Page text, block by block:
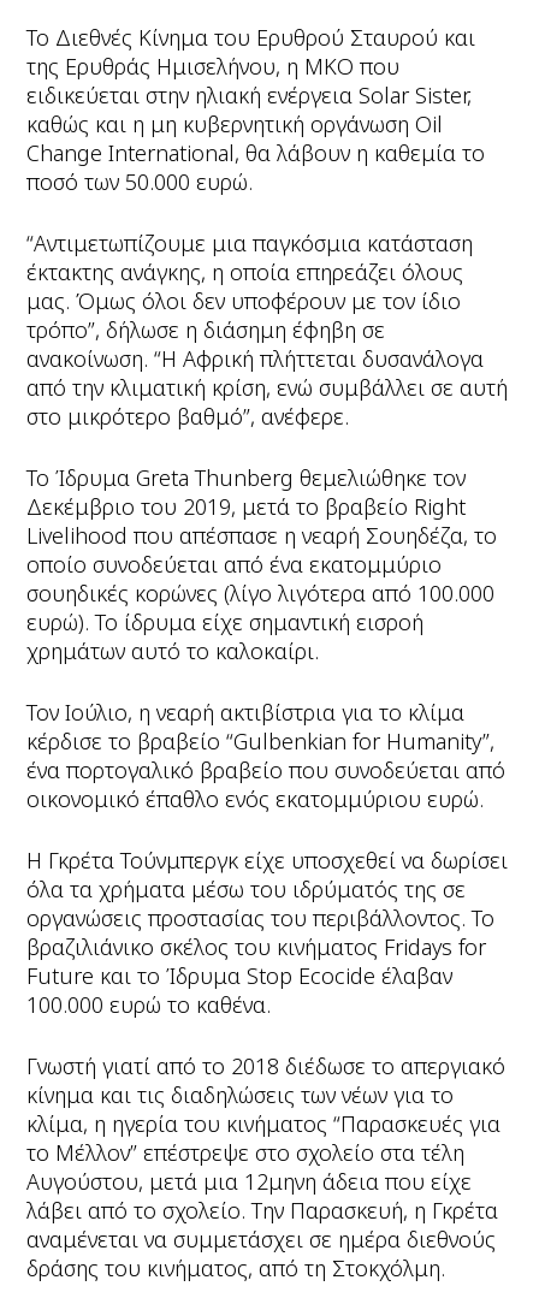
Το Διεθνές Κίνημα του Ερυθρού Σταυρού και
της Ερυθράς Ημισελήνου, η ΜΚΟ που
ειδικεύεται στην ηλιακή ενέργεια Solar Sister,
καθώς και η μη κυβερνητική οργάνωση Oil
Change International, θα λάβουν η καθεμία το
ποσό των 50.000 ευρώ.
“Αντιμετωπίζουμε μια παγκόσμια κατάσταση
έκτακτης ανάγκης, η οποία επηρεάζει όλους
μας. Όμως όλοι δεν υποφέρουν με τον ίδιο
τρόπο”, δήλωσε η διάσημη έφηβη σε
ανακοίνωση. “Η Αφρική πλήττεται δυσανάλογα
από την κλιματική κρίση, ενώ συμβάλλει σε αυτή
στο μικρότερο βαθμό”, ανέφερε.
Το Ίδρυμα Greta Thunberg θεμελιώθηκε τον
Δεκέμβριο του 2019, μετά το βραβείο Right
Livelihood που απέσπασε η νεαρή Σουηδέζα, το
οποίο συνοδεύεται από ένα εκατομμύριο
σουηδικές κορώνες (λίγο λιγότερα από 100.000
ευρώ). Το ίδρυμα είχε σημαντική εισροή
χρημάτων αυτό το καλοκαίρι.
Τον Ιούλιο, η νεαρή ακτιβίστρια για το κλίμα
κέρδισε το βραβείο “Gulbenkian for Humanity”,
ένα πορτογαλικό βραβείο που συνοδεύεται από
οικονομικό έπαθλο ενός εκατομμύριου ευρώ.
Η Γκρέτα Τούνμπεργκ είχε υποσχεθεί να δωρίσει
όλα τα χρήματα μέσω του ιδρύματός της σε
οργανώσεις προστασίας του περιβάλλοντος. Το
βραζιλιάνικο σκέλος του κινήματος Fridays for
Future και το Ίδρυμα Stop Ecocide έλαβαν
100.000 ευρώ το καθένα.
Γνωστή γιατί από το 2018 διέδωσε το απεργιακό
κίνημα και τις διαδηλώσεις των νέων για το
κλίμα, η ηγερία του κινήματος “Παρασκευές για
το Μέλλον” επέστρεψε στο σχολείο στα τέλη
Αυγούστου, μετά μια 12μηνη άδεια που είχε
λάβει από το σχολείο. Την Παρασκευή, η Γκρέτα
αναμένεται να συμμετάσχει σε ημέρα διεθνούς
δράσης του κινήματος, από τη Στοκχόλμη.